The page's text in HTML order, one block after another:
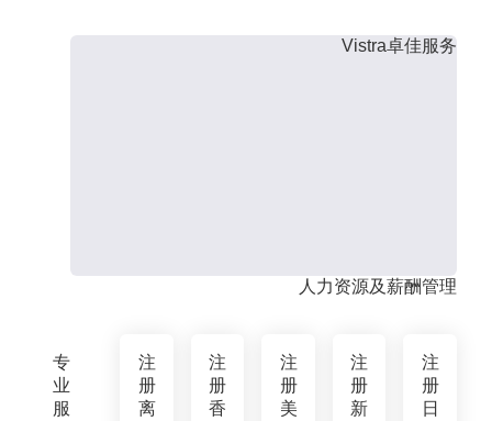
专
业
服
Vistra卓佳服务
人力资源及薪酬管理
注
册
离
注
册
香
注
册
美
注
册
新
注
册
日